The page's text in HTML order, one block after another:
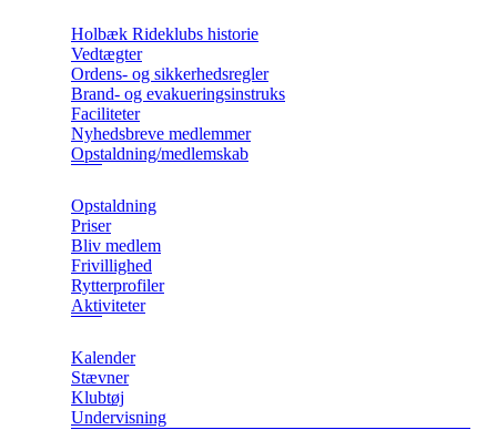
Holbæk Rideklubs historie
Vedtægter
Ordens- og sikkerhedsregler
Brand- og evakueringsinstruks
Faciliteter
Nyhedsbreve medlemmer
Opstaldning/medlemskab
Opstaldning
Priser
Bliv medlem
Frivillighed
Rytterprofiler
Aktiviteter
Kalender
Stævner
Klubtøj
Undervisning